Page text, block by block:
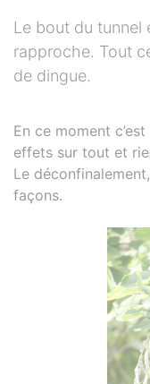
Le bout du tunnel
rapproche. Tout
de dingue.
En ce moment
effets sur tout et
Le
façons.